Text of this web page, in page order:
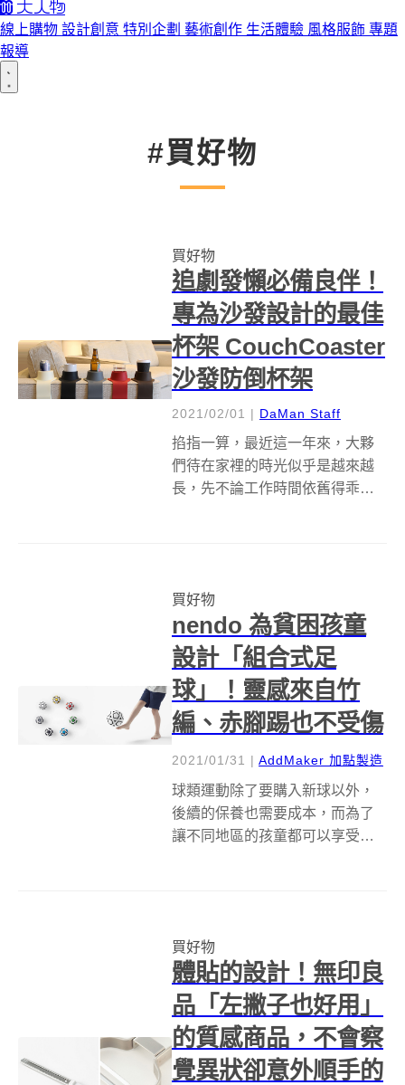
線上購物 設計創意 特別企劃 藝術創作 生活體驗 風格服飾 專題
報導
#買好物
買好物
追劇發懶必備良伴！
專為沙發設計的最佳
杯架 CouchCoaster
沙發防倒杯架
2021/02/01 | DaMan Staff
掐指一算，最近這一年來，大夥
們待在家裡的時光似乎是越來越
長，先不論工作時間依舊得乖乖
ㄌㄢˇ）的狀況下，總有件重要的
小事困擾...
買好物
nendo 為貧困孩童
設計「組合式足
球」！靈感來自竹
編、赤腳踢也不受傷
2021/01/31 | AddMaker 加點製造
球類運動除了要購入新球以外，
後續的保養也需要成本，而為了
讓不同地區的孩童都可以享受到
PP 和彈性佳的合成樹脂組合而...
買好物
體貼的設計！無印良
品「左撇子也好用」
的質感商品，不會察
覺異狀卻意外順手的